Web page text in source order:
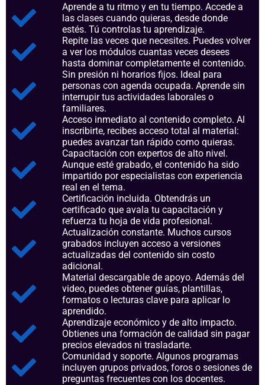
Aprende a tu ritmo y en tu tiempo. Accede a
las clases cuando quieras, desde donde
estés. Tú controlas tu aprendizaje.
Repite las veces que necesites. Puedes volver
a ver los módulos cuantas veces desees
hasta dominar completamente el contenido.
Sin presión ni horarios fijos. Ideal para
personas con agenda ocupada. Aprende sin
interrupir tus actividades laborales o
familiares.
Acceso inmediato al contenido completo. Al
inscribirte, recibes acceso total al material:
puedes avanzar tan rápido como quieras.
Capacitación con expertos de alto nivel.
Aunque esté grabado, el contenido ha sido
impartido por especialistas con experiencia
real en el tema.
Certificación incluida. Obtendrás un
certificado que avala tu capacitación y
refuerza tu hoja de vida profesional.
Actualización constante. Muchos cursos
grabados incluyen acceso a versiones
actualizadas del contenido sin costo
adicional.
Material descargable de apoyo. Además del
video, puedes obtener guías, plantillas,
formatos o lecturas clave para aplicar lo
aprendido.
Aprendizaje económico y de alto impacto.
Obtienes una formación de calidad sin pagar
precios elevados ni trasladarte.
Comunidad y soporte. Algunos programas
incluyen grupos privados, foros o sesiones de
preguntas frecuentes con los docentes.